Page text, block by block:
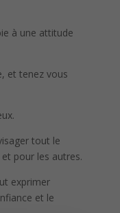
à une attitude
et tenez vous
tout le
pour les autres.
exprimer
et le